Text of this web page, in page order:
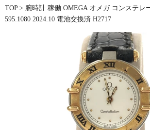
て
コ
TOP > 腕時計 稼働 OMEGA オメガ コンステレ
595.1080 2024.10 電池交換済 H2717